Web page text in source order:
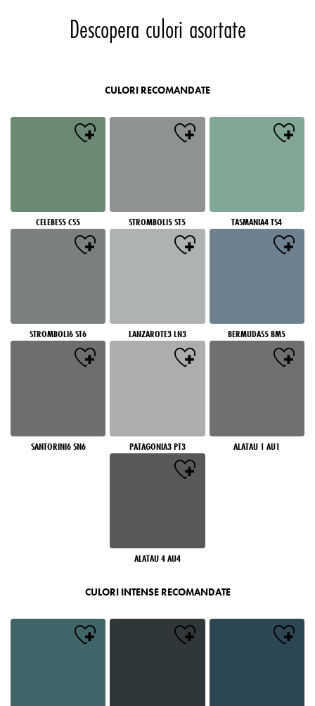
Descopera culori asortate
CULORI RECOMANDATE
CELEBES5 CS5 STROMBOLI5 ST5 TASMANIA4 TS4
STROMBOLI6 ST6 LANZAROTE3 LN3 BERMUDAS5 BM5
SANTORINI6 SN6 PATAGONIA3 PT3 ALATAU 1 AU1
ALATAU 4 AU4
CULORI INTENSE RECOMANDATE